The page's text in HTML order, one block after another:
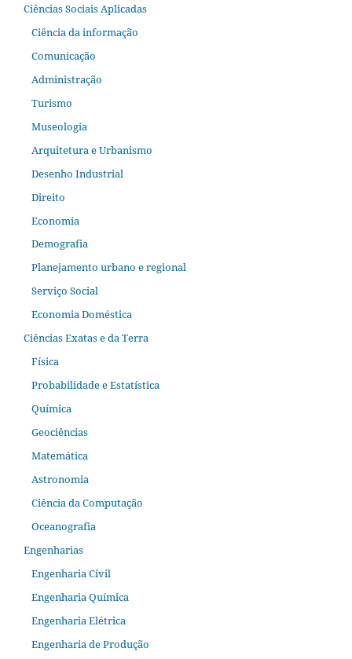
Ciências Sociais Aplicadas
Ciência da informação
Comunicação
Administração
Turismo
Museologia
Arquitetura e Urbanismo
Desenho Industrial
Direito
Economia
Demografia
Planejamento urbano e regional
Serviço Social
Economia Doméstica
Ciências Exatas e da Terra
Física
Probabilidade e Estatística
Química
Geociências
Matemática
Astronomia
Ciência da Computação
Oceanografia
Engenharias
Engenharia Civil
Engenharia Química
Engenharia Elétrica
Engenharia de Produção